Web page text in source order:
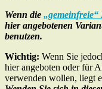
Wenn die „gemeinfreie“
hier angebotenen
benutzen.
Wichtig: Wenn Sie
hier angeboten oder für
verwenden wollen, liegt